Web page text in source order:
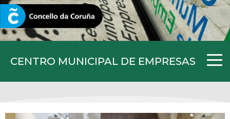
CENTRO MUNICIPAL DE EMPRESAS
CORUNA.GAL